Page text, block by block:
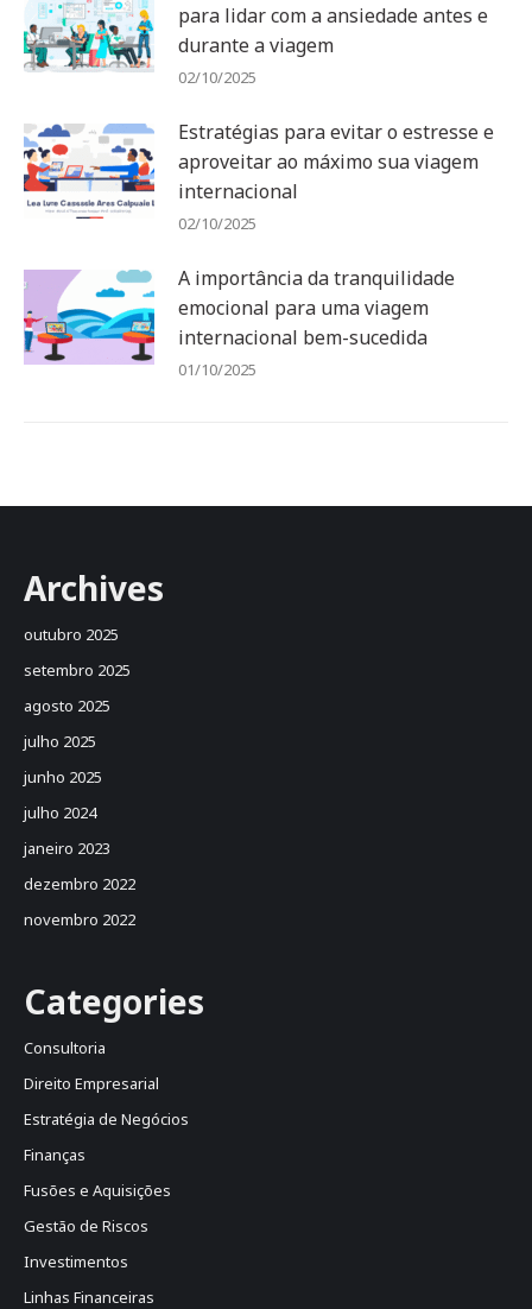
para lidar com a ansiedade antes e
durante a viagem
02/10/2025
Estratégias para evitar o estresse e
aproveitar ao máximo sua viagem
internacional
02/10/2025
A importância da tranquilidade
emocional para uma viagem
internacional bem-sucedida
01/10/2025
Archives
outubro 2025
setembro 2025
agosto 2025
julho 2025
junho 2025
julho 2024
janeiro 2023
dezembro 2022
novembro 2022
Categories
Consultoria
Direito Empresarial
Estratégia de Negócios
Finanças
Fusões e Aquisições
Gestão de Riscos
Investimentos
Linhas Financeiras